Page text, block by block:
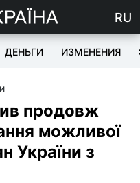
RU
ДЕНЬГИ ИЗМЕНЕНИЯ
продовж
можливої
України з